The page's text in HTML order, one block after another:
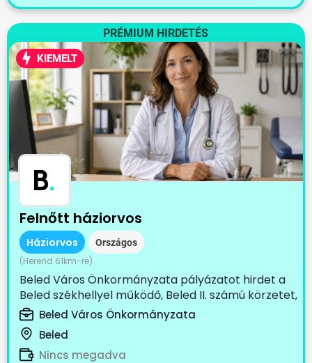
PRÉMIUM HIRDETÉS
KIEMELT
B.
Felnőtt háziorvos
Háziorvos Országos
(Herend 61km-re)
Beled Város Önkormányzata pályázatot hirdet a
Beled székhellyel működő, Beled II. számú körzetet,
Cirák...Beled Város Önkormányzata
Beled
Nincs megadva